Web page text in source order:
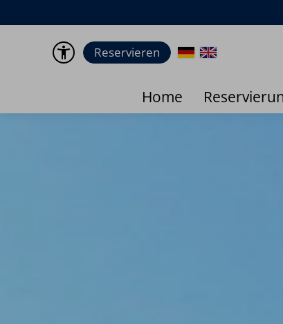
Liebe Gäste, leider mussten wir
Reservieren
Home